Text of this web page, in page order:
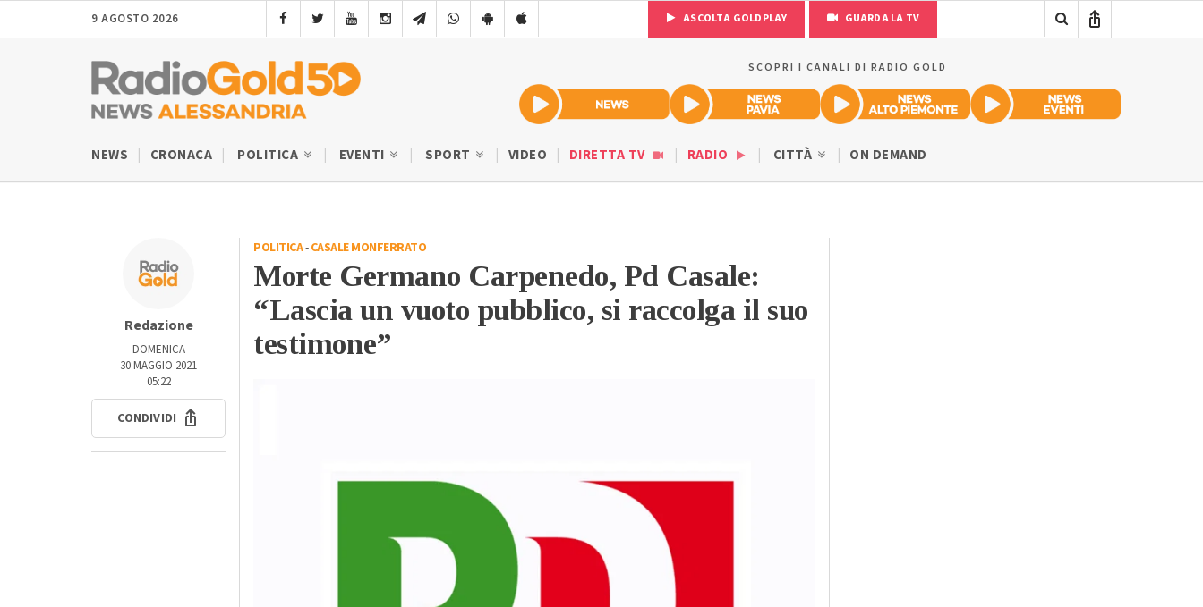
9 AGOSTO 2026 ASCOLTA GOLDPLAY GUARDA LA TV
SCOPRI I CANALI DI RADIO GOLD
NEWS CRONACA POLITICA EVENTI SPORT VIDEO DIRETTA TV RADIO CITTÀ ON DEMAND
Redazione
DOMENICA
30 MAGGIO 2021
05:22
CONDIVIDI
POLITICA-CASALE MONFERRATO
Morte Germano Carpenedo, Pd Casale:
“Lascia un vuoto pubblico, si raccolga il suo
testimone”